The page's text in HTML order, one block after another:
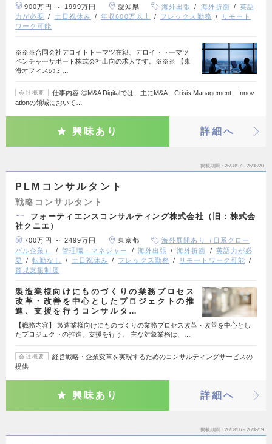
900万円 ～ 1999万円 愛知県 海外出張 海外折衝
英語
力が必要
土日祝休み 年収600万以上 フレックス勤務
リモート
ワーク可能
※※※合同会社デロイトトーマツ在籍、デロイトトーマツ
ベンチャーサポート株式会社出向の求人です。※※※ 【東
海オフィスのミ…
会社概要
仕事内容 ◎M&A Digitalでは、主にM&A、Crisis Management、Innov
ationの領域において…
興味あり 詳細へ
掲載期間 26/08/07～26/08/20
PLMコンサルタント
戦略コンサルタント
フォーティエンスコンサルティング株式会社（旧：株式会
社クニエ）
700万円 ～ 2499万円 東京都
海外展開あり（日系グロー
バル企業）
管理職・マネジャー 海外出張 海外折衝
英語力が必
要
転勤なし 土日祝休み フレックス勤務
リモートワーク可能
育児支援制度
製造業様向けにものづくりの業務プロセス
改革・改善を中心としたプロジェクトの推
進、支援を行うコンサルタ…
【職務内容】 製造業様向けにものづくりの業務プロセス改革・改善を中心とし
たプロジェクトの推進、支援を行う。 主な対象業務は、…
会社概要
経営戦略・企業変革を実現するためのコンサルティングサービスの
提供
興味あり 詳細へ
掲載期間 26/08/06～26/08/19